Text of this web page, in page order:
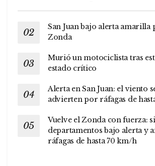
San Juan bajo alerta amarilla
Zonda
Murió un motociclista tras
estado crítico
Alerta en San Juan: el viento
advierten por ráfagas de
Vuelve el Zonda con fuerza:
departamentos bajo alerta y
ráfagas de hasta 70 km/h